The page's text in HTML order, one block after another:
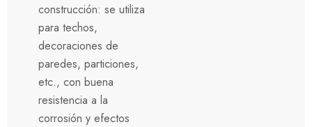
construcción: se utiliza
para techos,
decoraciones de
paredes, particiones,
etc., con buena
resistencia a la
corrosión y efectos